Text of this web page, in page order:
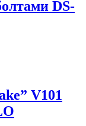
DS-
V101